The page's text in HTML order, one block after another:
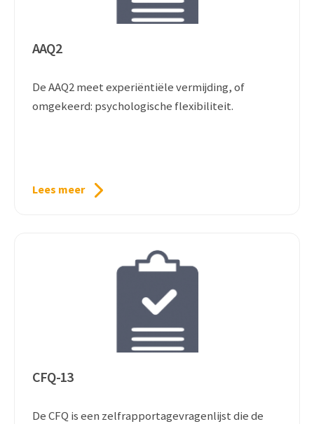
AAQ2
De AAQ2 meet experiëntiële vermijding, of
omgekeerd: psychologische flexibiliteit.
Lees meer
CFQ-13
De CFQ is een zelfrapportagevragenlijst die de